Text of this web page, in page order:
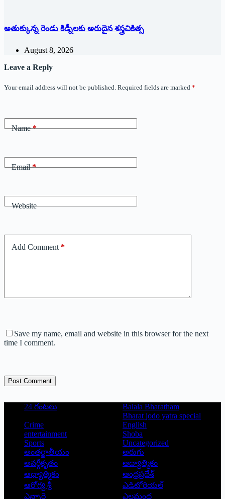
అతుక్కున్న రెండు కిడ్నీలకు అరుదైన శస్త్రచికిత్స
August 8, 2026
Leave a Reply
Your email address will not be published. Required fields are marked *
Name*
Email*
Website
Add Comment *
Save my name, email and website in this browser for the next
time I comment.
Post Comment
24 గంటలు
Balala Bharatham
Bharat jodo yatra special
Crime
English
entertainment
Shoba
Sports
Uncategorized
అంతర్జాతీయం
అరుగు
అవర్గీకృతం
ఆద్యాత్మికం
ఆధ్యాత్మికం
ఆంధ్రప్రదేశ్
ఆరోగ్య శ్రీ
ఎడిటోరియల్
ఎన్నారై
ఎలమంద